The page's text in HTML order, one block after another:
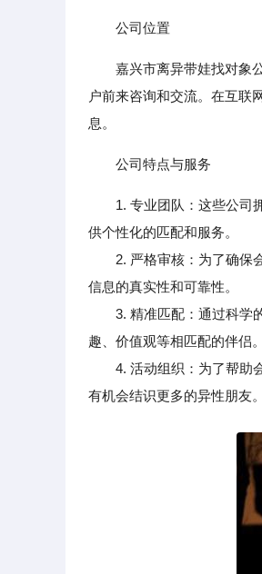
公司位置
嘉兴市离异带娃找对象
户前来咨询和交流。在互联
息。
公司特点与服务
1. 专业团队：这些公司
供个性化的匹配和服务。
2. 严格审核：为了确保会
信息的真实性和可靠性。
3. 精准匹配：通过科学的
趣、价值观等相匹配的伴侣。
4. 活动组织：为了帮助会
有机会结识更多的异性朋友。